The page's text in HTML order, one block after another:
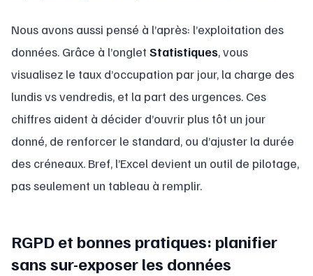
Nous avons aussi pensé à l’après: l’exploitation des
données. Grâce à l’onglet Statistiques, vous
visualisez le taux d’occupation par jour, la charge des
lundis vs vendredis, et la part des urgences. Ces
chiffres aident à décider d’ouvrir plus tôt un jour
donné, de renforcer le standard, ou d’ajuster la durée
des créneaux. Bref, l’Excel devient un outil de pilotage,
pas seulement un tableau à remplir.
RGPD et bonnes pratiques: planifier
sans sur-exposer les données